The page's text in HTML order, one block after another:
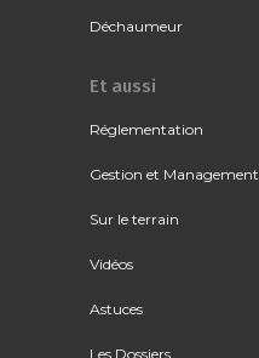
Déchaumeur
Et aussi
Réglementation
Gestion et Management
Sur le terrain
Vidéos
Astuces
Les Dossiers